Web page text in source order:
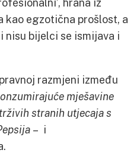
egzotična prošlost, a
nisu bijelci se ismijava i
razmjeni između
mješavine
stranih utjecaja s
– i